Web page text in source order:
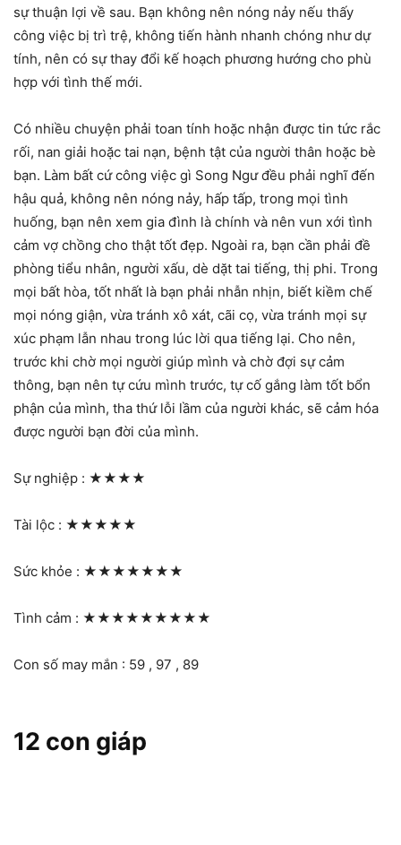
sự thuận lợi về sau. Bạn không nên nóng nảy nếu thấy
công việc bị trì trệ, không tiến hành nhanh chóng như dự
tính, nên có sự thay đổi kế hoạch phương hướng cho phù
hợp với tình thế mới.
Có nhiều chuyện phải toan tính hoặc nhận được tin tức rắc
rối, nan giải hoặc tai nạn, bệnh tật của người thân hoặc bè
bạn. Làm bất cứ công việc gì Song Ngư đều phải nghĩ đến
hậu quả, không nên nóng nảy, hấp tấp, trong mọi tình
huống, bạn nên xem gia đình là chính và nên vun xới tình
cảm vợ chồng cho thật tốt đẹp. Ngoài ra, bạn cần phải đề
phòng tiểu nhân, người xấu, dè dặt tai tiếng, thị phi. Trong
mọi bất hòa, tốt nhất là bạn phải nhẫn nhịn, biết kiềm chế
mọi nóng giận, vừa tránh xô xát, cãi cọ, vừa tránh mọi sự
xúc phạm lẫn nhau trong lúc lời qua tiếng lại. Cho nên,
trước khi chờ mọi người giúp mình và chờ đợi sự cảm
thông, bạn nên tự cứu mình trước, tự cố gắng làm tốt bổn
phận của mình, tha thứ lỗi lầm của người khác, sẽ cảm hóa
được người bạn đời của mình.
Sự nghiệp : ★★★★
Tài lộc : ★★★★★
Sức khỏe : ★★★★★★★
Tình cảm : ★★★★★★★★★
Con số may mắn : 59 , 97 , 89
12 con giáp